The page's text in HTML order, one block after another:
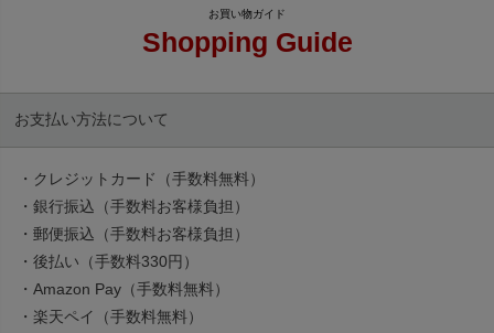
Shopping Guide
お支払い方法について
・クレジットカード（手数料無料）
・銀行振込（手数料お客様負担）
・郵便振込（手数料お客様負担）
・後払い（手数料330円）
・Amazon Pay（手数料無料）
・楽天ペイ（手数料無料）